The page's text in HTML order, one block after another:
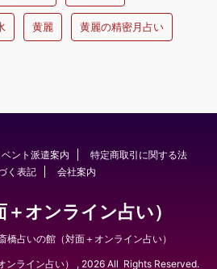
黄麗 黄麗の精密月占い
ント派遣案内
特定商取引に関する法
く表記
会社案内
オンライン占い）
橋占いの館（対面＋オンライン占い）
ライン占い） , 2026 All Rights Reserved.